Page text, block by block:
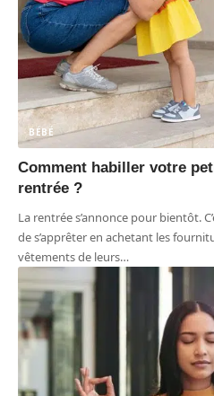
BÉBÉ
Comment habiller votre
rentrée ?
La rentrée s’annonce pour bientôt.
de s’apprêter en achetant les
vêtements de leurs…